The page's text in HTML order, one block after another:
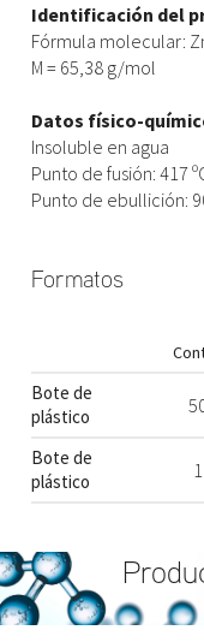
Identificación del
Fórmula molecular:
M = 65,38 g/mol
Datos físico-
Insoluble en agua
Punto de fusión: 417
Punto de ebullición:
Formatos
Bote de
plástico
Bote de
plástico